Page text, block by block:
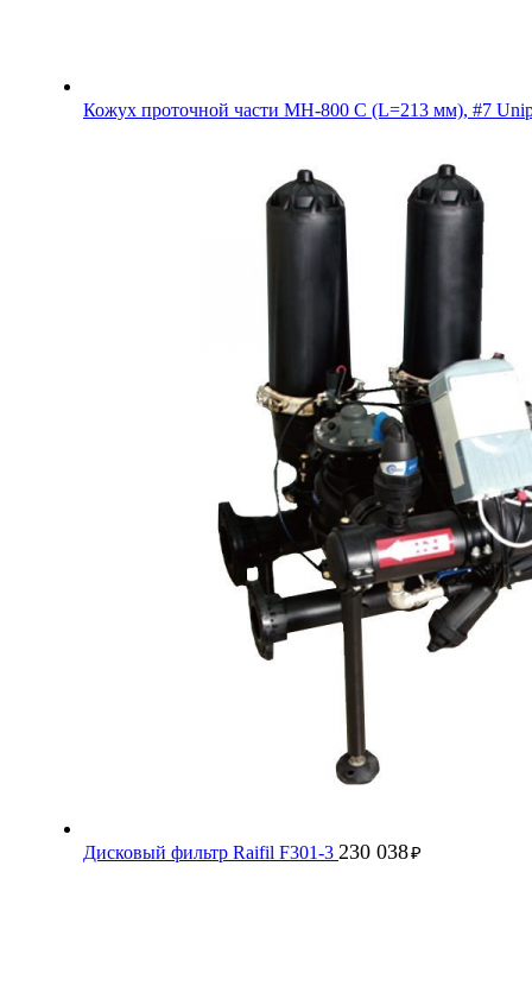
Кожух проточной части MH-800 С (L=213 мм), #7
Дисковый фильтр Raifil F301-3 230 038₽